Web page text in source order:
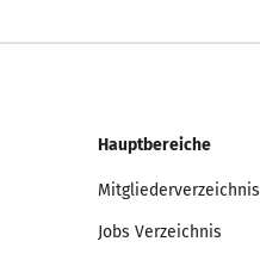
Hauptbereiche
Mitgliederverzeichnis
Jobs Verzeichnis